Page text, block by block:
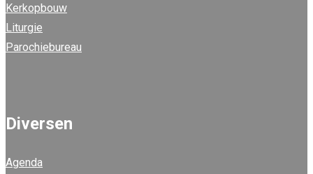
Kerkopbouw
Liturgie
Parochiebureau
Diversen
Agenda